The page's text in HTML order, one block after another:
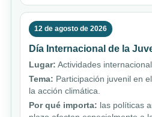
12 de agosto de 2026
Día Internacional de la
Lugar: Actividades
Tema: Participación juvenil en
la acción climática.
Por qué importa: las políticas